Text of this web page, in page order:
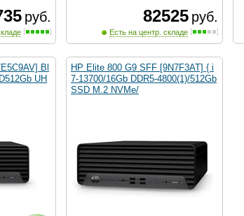
руб. 82525 руб.
Есть на центр. складе
Bl
UH
HP Elite 800 G9 SFF [9N7F3AT] { i
7-13700/16Gb DDR5-4800(1)/512Gb
SSD M.2 NVMe/